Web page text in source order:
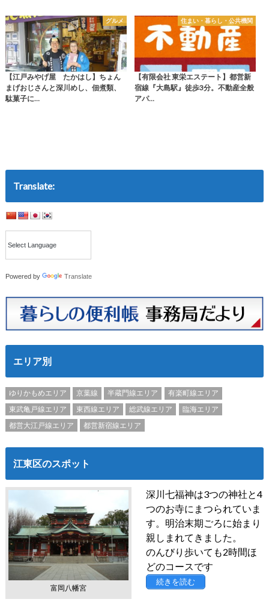
グルメ
【江戸みやげ屋 たかはし】ちょん
まげおじさんと深川めし、佃煮類、
駄菓子に…
住まい・暮らし・公共機関
【有限会社 東栄エステート】都営新
宿線『大島駅』徒歩3分。不動産全般
アパ…
Translate:
Powered by Translate
エリア別
ゆりかもめエリア 京葉線 半蔵門線エリア
有楽町線エリア
東武亀戸線エリア
東西線エリア 総武線エリア
臨海エリア
都営大江戸線エリア
都営新宿線エリア
江東区のスポット
富岡八幡宮
深川七福神は3つの神社と4
つのお寺にまつられていま
す。明治末期ごろに始まり
親しまれてきました。
のんびり歩いても2時間ほ
どのコースです
続きを読む